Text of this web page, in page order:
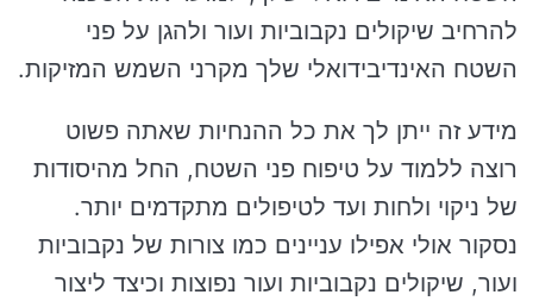
להרחיב שיקולים נקבוביות ועור ולהגן על פני
השטח האינדיבידואלי שלך מקרני השמש המזיקות.
מידע זה ייתן לך את כל ההנחיות שאתה פשוט
רוצה ללמוד על טיפוח פני השטח, החל מהיסודות
של ניקוי ולחות ועד לטיפולים מתקדמים יותר.
נסקור אולי אפילו עניינים כמו צורות של נקבוביות
ועור, שיקולים נקבוביות ועור נפוצות וכיצד ליצור